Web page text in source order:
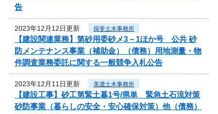
告
2023年12月12日更新 揖斐土木事務所
【建設関連業務】第砂用委砂メ3－1ほか号 公共 砂
防メンテナンス事業（補助金）（債務）用地測量・物
件調査業務委託に関する一般競争入札公告
2023年12月11日更新 美濃土木事務所
【建設工事】砂工第緊土暮1号/県単 緊急土石流対策
砂防事業（暮らしの安全・安心確保対策）他（債務）